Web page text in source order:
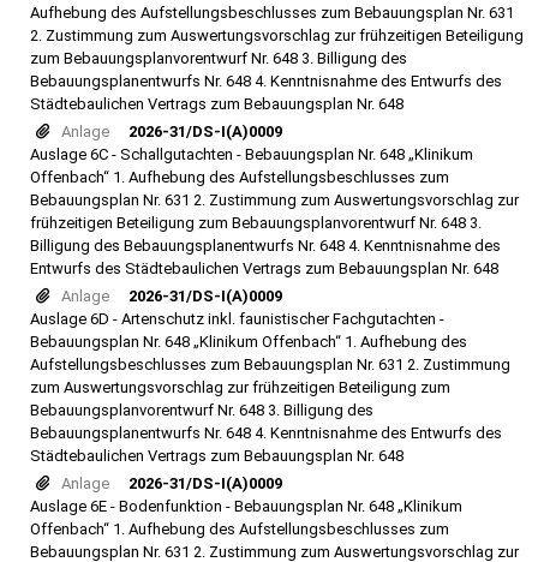
Aufhebung des Aufstellungsbeschlusses zum Bebauungsplan Nr. 631
2. Zustimmung zum Auswertungsvorschlag zur frühzeitigen Beteiligung
zum Bebauungsplanvorentwurf Nr. 648 3. Billigung des
Bebauungsplanentwurfs Nr. 648 4. Kenntnisnahme des Entwurfs des
Städtebaulichen Vertrags zum Bebauungsplan Nr. 648
Anlage
2026-31/DS-I(A)0009
Auslage 6C - Schallgutachten - Bebauungsplan Nr. 648 „Klinikum
Offenbach“ 1. Aufhebung des Aufstellungsbeschlusses zum
Bebauungsplan Nr. 631 2. Zustimmung zum Auswertungsvorschlag zur
frühzeitigen Beteiligung zum Bebauungsplanvorentwurf Nr. 648 3.
Billigung des Bebauungsplanentwurfs Nr. 648 4. Kenntnisnahme des
Entwurfs des Städtebaulichen Vertrags zum Bebauungsplan Nr. 648
Anlage
2026-31/DS-I(A)0009
Auslage 6D - Artenschutz inkl. faunistischer Fachgutachten -
Bebauungsplan Nr. 648 „Klinikum Offenbach“ 1. Aufhebung des
Aufstellungsbeschlusses zum Bebauungsplan Nr. 631 2. Zustimmung
zum Auswertungsvorschlag zur frühzeitigen Beteiligung zum
Bebauungsplanvorentwurf Nr. 648 3. Billigung des
Bebauungsplanentwurfs Nr. 648 4. Kenntnisnahme des Entwurfs des
Städtebaulichen Vertrags zum Bebauungsplan Nr. 648
Anlage
2026-31/DS-I(A)0009
Auslage 6E - Bodenfunktion - Bebauungsplan Nr. 648 „Klinikum
Offenbach“ 1. Aufhebung des Aufstellungsbeschlusses zum
Bebauungsplan Nr. 631 2. Zustimmung zum Auswertungsvorschlag zur